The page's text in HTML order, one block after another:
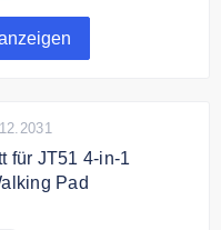
für JT51 4-in-1
Pad